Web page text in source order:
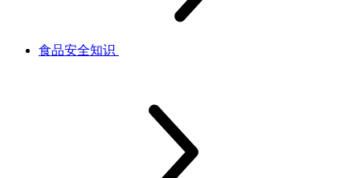
食品安全知识